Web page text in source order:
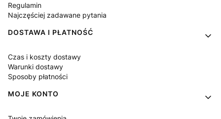
Regulamin
Najczęściej zadawane pytania
DOSTAWA I PŁATNOŚĆ
Czas i koszty dostawy
Warunki dostawy
Sposoby płatności
MOJE KONTO